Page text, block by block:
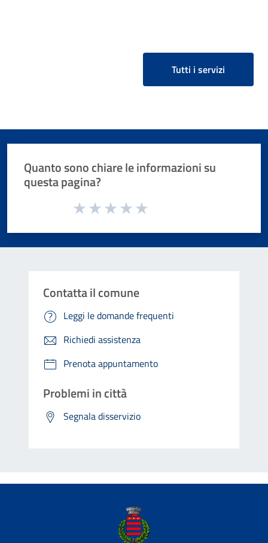
Tutti i servizi
Quanto sono chiare le informazioni su
questa pagina?
Valuta da 1 a 5 stelle la pagina
Contatta il comune
Leggi le domande frequenti
Richiedi assistenza
Prenota appuntamento
Problemi in città
Segnala disservizio